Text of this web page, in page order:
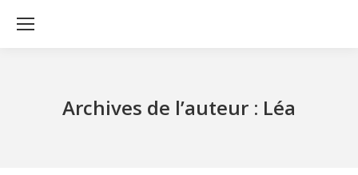
Archives de l’auteur : Léa